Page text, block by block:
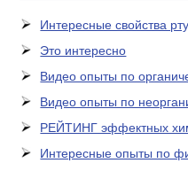
Интересные свойства
Это интересно
Видео опыты по
Видео опыты по
РЕЙТИНГ эффектных
Интересные опыты по